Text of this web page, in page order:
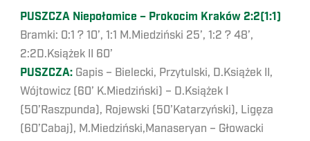
PUSZCZA Niepołomice – Prokocim Kraków 2:2(1:1)
Bramki: 0:1 ? 10’, 1:1 M.Miedziński 25’, 1:2 ? 48’,
2:2D.Książek II 60’
PUSZCZA: Gapis – Bielecki, Przytulski, D.Książek II,
Wójtowicz (60’ K.Miedziński) – D.Książek I
(50’Raszpunda), Rojewski (50’Katarzyński), Ligęza
(60’Cabaj), M.Miedziński,Manaseryan – Głowacki